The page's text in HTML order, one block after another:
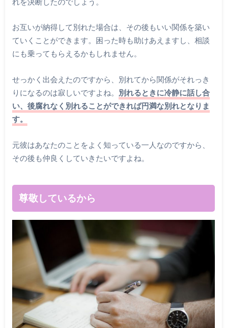
お互いが納得して別れた場合は、その後もいい関係を築い
ていくことができます。困った時も助けあえますし、相談
にも乗ってもらえるかもしれません。
せっかく出会えたのですから、別れてから関係がそれっき
りになるのは寂しいですよね。 別れるときに冷静に話し合
い、後腐れなく別れることができれば円満な別れとなりま
す。
元彼はあなたのことをよく知っている一人なのですから、
その後も仲良くしていきたいですよね。
尊敬しているから